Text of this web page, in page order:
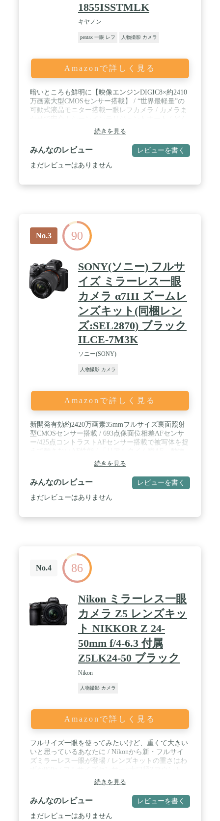
1855ISSTMLK
キヤノン
pentax 一眼 レフ 人物撮影 カメラ
Amazonで詳しく見る
暗いところも鮮明に【映像エンジンDIGIC8×約2410
万画素大型CMOSセンサー搭載】 / “世界最軽量”の
可動式液晶モニター搭載一眼レフカメラ / カメラま
なシーンも映画みたいに！4K動画撮影 / 3.0型バリ
アングル・タッチパネル液晶モニター搭載 / 低輝度
限界EV-4で暗い場所でも撮影可能 / 光学ファインダ
ーで被写体をリアルタイムに確認 / 旅先でも安心の
バッテリー持続時間！約1,070枚撮影可能 / WiFi対応
続きを見る
みんなのレビュー レビューを書く
まだレビューはありません
No.3 90
SONY(ソニー) フルサ
イズ ミラーレス一眼
カメラ α7III ズームレ
ンズキット(同梱レン
ズ:SEL2870) ブラック
ILCE-7M3K
ソニー(SONY)
人物撮影 カメラ
Amazonで詳しく見る
新開発有効約2420万画素35mmフルサイズ裏面照射
型CMOSセンサー搭載 / 693点像面位相差AFセンサ
ー/425点コントラストAFセンサー搭載で被写体を捉
対応。ペットや野生動物の瞳も高速・高精度に検出
し、追随可能 / AF/AE追随 最高約10コマ/秒連写を
実現(連続撮影モード「Hi+」時) / 最大710枚(LCDモ
ニター使用時)撮影可能な高いスタミナとタッチに
よる自由度の高いフォーカス操作 / 高解像4K動画と
続きを見る
みんなのレビュー レビューを書く
まだレビューはありません
No.4 86
Nikon ミラーレス一眼
カメラ Z5 レンズキッ
ト NIKKOR Z 24-
50mm f/4-6.3 付属
Z5LK24-50 ブラック
Nikon
人物撮影 カメラ
Amazonで詳しく見る
フルサイズ一眼を使ってみたいけど、重くて大きい
いと思っているあなたに / Nikonから新・フルサイ
ズミラーレス一眼が登場 / レンズキットの重さはわ
で、日常をドラマチックに残しませんか / 容量UPし
た新バッテリーEN-EL15ｃ、USB給電にも対応
続きを見る
みんなのレビュー レビューを書く
まだレビューはありません